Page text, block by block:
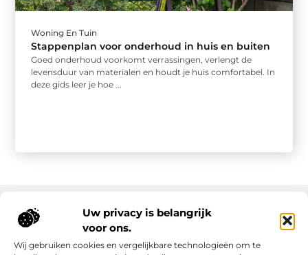
Uw privacy is belangrijk
voor ons.
Wij gebruiken cookies en vergelijkbare technologieën om te
Woning En Tuin
Stappenplan voor onderhoud in huis en buiten
Goed onderhoud voorkomt verrassingen, verlengt de
levensduur van materialen en houdt je huis comfortabel. In
deze gids leer je hoe ...
Onze informatie